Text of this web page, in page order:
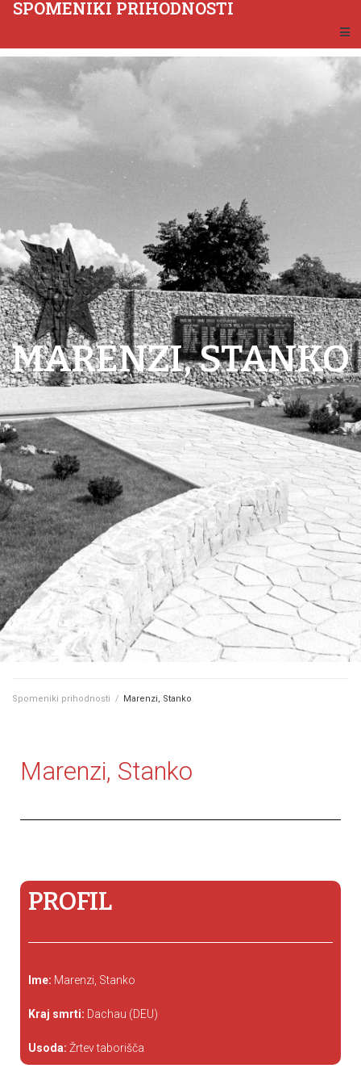
SPOMENIKI PRIHODNOSTI
MARENZI, STANKO
Spomeniki prihodnosti / Marenzi, Stanko
Marenzi, Stanko
PROFIL
Ime: Marenzi, Stanko
Kraj smrti: Dachau (DEU)
Usoda: Žrtev taborišča